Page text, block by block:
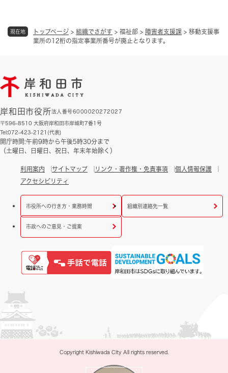
現在地 トップページ > 組織でさがす > 福祉部 > 障害者支援課 > 移動支援事
業所の12桁の指定事業所番号が廃止となります。
岸和田市役所法人番号6000020272027
〒596-8510 大阪府岸和田市岸城町7番1号
Tel:072-423-2121(代表)
開庁時間:午前9時から午後5時30分まで
（土曜日、日曜日、祝日、年末年始除く）
利用案内 サイトマップ リンク・著作権・免責事項
個人情報保護
アクセシビリティ
市役所への行き方・業務時間 組織別連絡先一覧
市政へのご意見・ご提案
Copyright Kishiwada City All rights reserved.